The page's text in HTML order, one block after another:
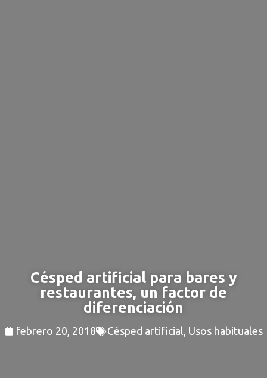
Césped artificial para bares y
restaurantes, un factor de
diferenciación
febrero 20, 2018 Césped artificial, Usos habituales